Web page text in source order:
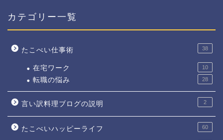
カテゴリー一覧
たこべい仕事術 38
在宅ワーク 10
転職の悩み 28
言い訳料理ブログの説明 2
たこべいハッピーライフ 60